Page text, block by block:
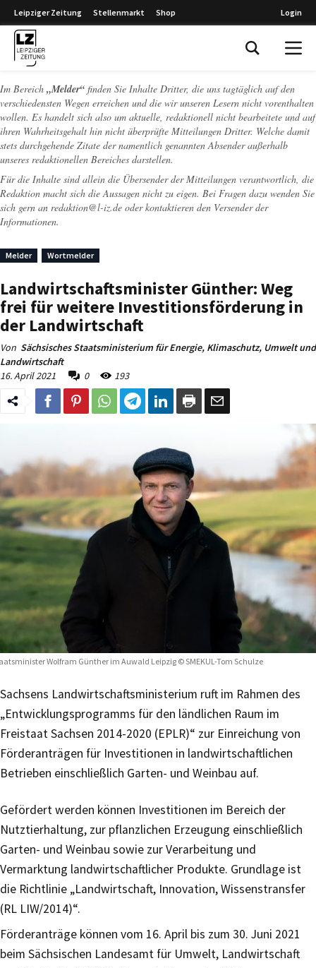
Leipziger Zeitung Stellenmarkt Shop Login
Im Bereich „Melder“ finden Sie Inhalte Dritter, die uns tagtäglich auf den
verschiedensten Wegen erreichen und die wir unseren Lesern nicht vorenthalten
wollen. Es handelt sich also um aktuelle, redaktionell nicht bearbeitete und auf
ihren Wahrheitsgehalt hin nicht überprüfte Mitteilungen Dritter. Welche damit
stets durchgehende Zitate der namentlich genannten Absender außerhalb
unseres redaktionellen Bereiches darstellen.
Für die Inhalte sind allein die Übersender der Mitteilungen verantwortlich, die
Redaktion macht sich die Aussagen nicht zu eigen. Bei Fragen dazu wenden Sie
sich gern an redaktion@l-iz.de oder kontaktieren den Versender der
Informationen.
Melder Wortmelder
Landwirtschaftsminister Günther: Weg
frei für weitere Investitionsförderung in
der Landwirtschaft
Von Sächsisches Staatsministerium für Energie, Klimaschutz, Umwelt und
Landwirtschaft
16. April 2021
0 193
Wolfram Günther im Auwald Leipzig © SMEKUL-Tom Schulze
Sachsens Landwirtschaftsministerium ruft im Rahmen des
„Entwicklungsprogramms für den ländlichen Raum im
Freistaat Sachsen 2014-2020 (EPLR)“ zur Einreichung von
Förderanträgen für Investitionen in landwirtschaftlichen
Betrieben einschließlich Garten- und Weinbau auf.
Gefördert werden können Investitionen im Bereich der
Nutztierhaltung, zur pflanzlichen Erzeugung einschließlich
Garten- und Weinbau sowie zur Verarbeitung und
Vermarktung landwirtschaftlicher Produkte. Grundlage ist
die Richtlinie „Landwirtschaft, Innovation, Wissenstransfer
(RL LIW/2014)“.
Förderanträge können vom 16. April bis zum 30. Juni 2021
beim Sächsischen Landesamt für Umwelt, Landwirtschaft